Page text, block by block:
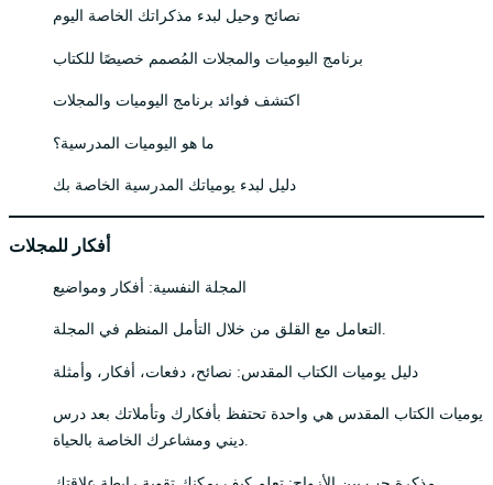
نصائح وحيل لبدء مذكراتك الخاصة اليوم
برنامج اليوميات والمجلات المُصمم خصيصًا للكتاب
اكتشف فوائد برنامج اليوميات والمجلات
ما هو اليوميات المدرسية؟
دليل لبدء يومياتك المدرسية الخاصة بك
أفكار للمجلات
المجلة النفسية: أفكار ومواضيع
التعامل مع القلق من خلال التأمل المنظم في المجلة.
دليل يوميات الكتاب المقدس: نصائح، دفعات، أفكار، وأمثلة
يوميات الكتاب المقدس هي واحدة تحتفظ بأفكارك وتأملاتك بعد درس